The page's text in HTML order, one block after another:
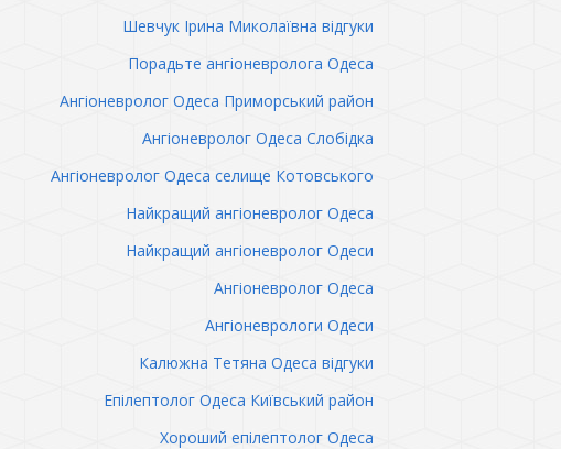
Шевчук Ірина Миколаївна відгуки
Порадьте ангіоневролога Одеса
Ангіоневролог Одеса Приморський район
Ангіоневролог Одеса Слобідка
Ангіоневролог Одеса селище Котовського
Найкращий ангіоневролог Одеса
Найкращий ангіоневролог Одеси
Ангіоневролог Одеса
Ангіоневрологи Одеси
Калюжна Тетяна Одеса відгуки
Епілептолог Одеса Київський район
Хороший епілептолог Одеса